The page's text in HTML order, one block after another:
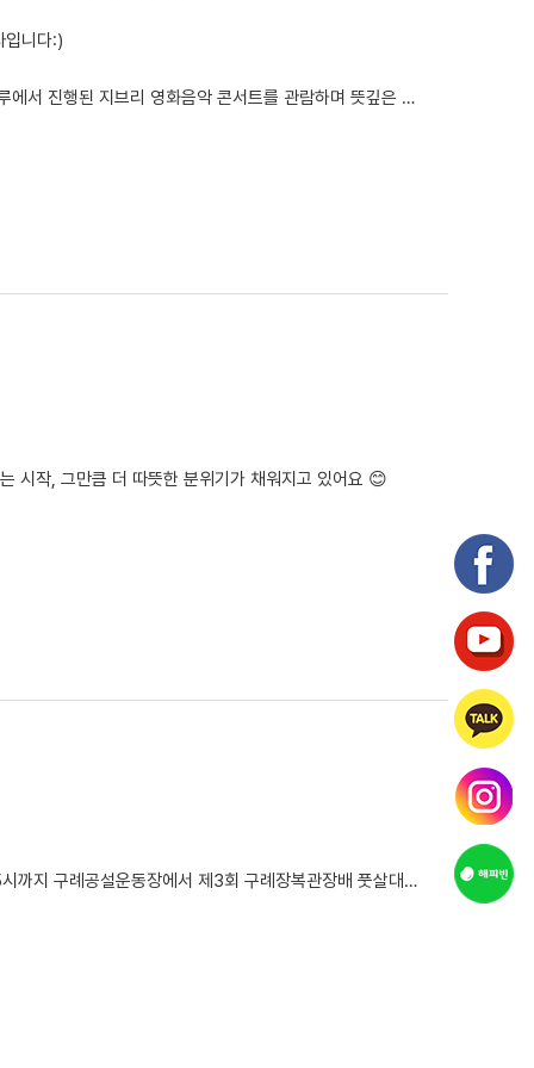
입니다:)
시를 창작하는 과정에서 음악이 주는 감정과 영감을 경험하고, 보다 풍부한 표현력을 키우는 데 도움을 주고자 마련되었...
시작, 그만큼 더 따뜻한 분위기가 채워지고 있어요 😊
확대되었다는 점입니다!기존에는 시간제 근무로 오후 ...
안녕하십니까 평생배움팀 임채홍입니다~^^지난 4월 4일(토) 9시~15시까지 구례공설운동장에서 제3회 구례장복관장배 풋살대회가 진행되었습니다.광주 전남 경남 지역 10개 팀이 참여하여 치열하게 경쟁하였는데요~대회의 결과는 같이 보시죠~~!!!